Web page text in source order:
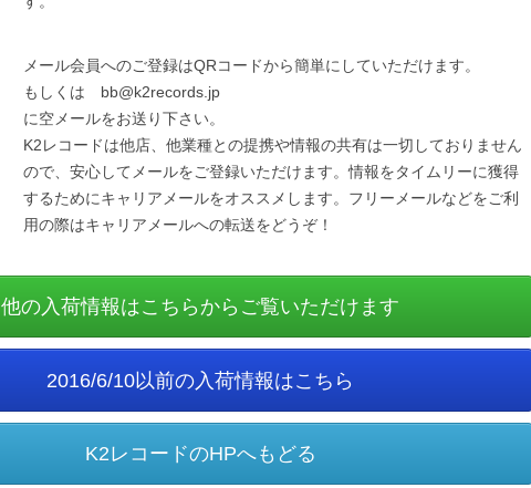
メール会員へのご登録はQRコードから簡単にしていただけます。
もしくは bb@k2records.jp
に空メールをお送り下さい。
K2レコードは他店、他業種との提携や情報の共有は一切しておりません
ので、安心してメールをご登録いただけます。情報をタイムリーに獲得
するためにキャリアメールをオススメします。フリーメールなどをご利
用の際はキャリアメールへの転送をどうぞ！
他の入荷情報はこちらからご覧いただけます
2016/6/10以前の入荷情報はこちら
K2レコードのHPへもどる